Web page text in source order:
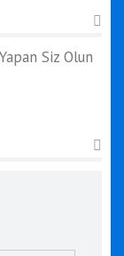
Siz Olun